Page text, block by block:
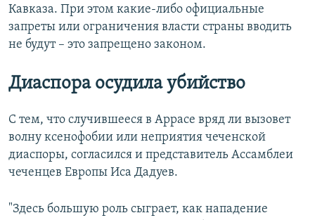
Кавказа. При этом какие-либо официальные
запреты или ограничения власти страны вводить
не будут – это запрещено законом.
Диаспора осудила убийство
С тем, что случившееся в Аррасе вряд ли вызовет
волну ксенофобии или неприятия чеченской
диаспоры, согласился и представитель Ассамблеи
чеченцев Европы Иса Дадуев.
"Здесь большую роль сыграет, как нападение